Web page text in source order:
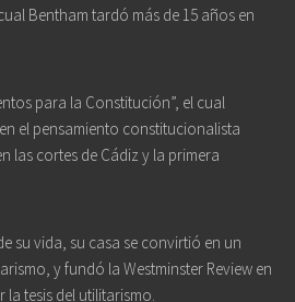
Bentham tardó más de 15 años en
para la Constitución”, el cual
el pensamiento constitucionalista
las cortes de Cádiz y la primera
su vida, su casa se convirtió en un
y fundó la Westminster Review en
la tesis del utilitarismo.